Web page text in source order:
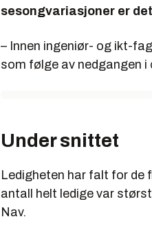
sesongvariasjoner er
– Innen ingeniør- og ikt-
som følge av nedgangen i
Under snittet
Ledigheten har falt for de
antall helt ledige var
Nav.